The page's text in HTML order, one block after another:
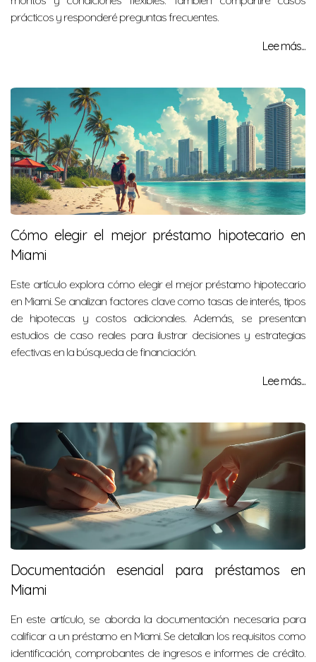
prácticos y responderé preguntas frecuentes.
Lee más...
Cómo elegir el mejor préstamo hipotecario en
Miami
Este artículo explora cómo elegir el mejor préstamo hipotecario
en Miami. Se analizan factores clave como tasas de interés, tipos
de hipotecas y costos adicionales. Además, se presentan
estudios de caso reales para ilustrar decisiones y estrategias
efectivas en la búsqueda de financiación.
Lee más...
Documentación esencial para préstamos en
Miami
En este artículo, se aborda la documentación necesaria para
calificar a un préstamo en Miami. Se detallan los requisitos como
identificación, comprobantes de ingresos e informes de crédito.